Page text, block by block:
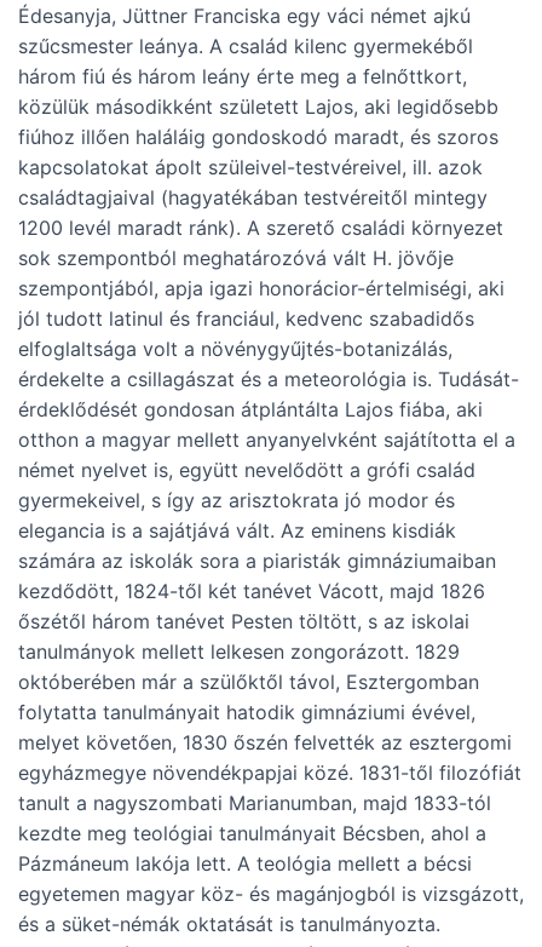
Édesanyja, Jüttner Franciska egy váci német ajkú
szűcsmester leánya. A család kilenc gyermekéből
három fiú és három leány érte meg a felnőttkort,
közülük másodikként született Lajos, aki legidősebb
fiúhoz illően haláláig gondoskodó maradt, és szoros
kapcsolatokat ápolt szüleivel-testvéreivel, ill. azok
családtagjaival (hagyatékában testvéreitől mintegy
1200 levél maradt ránk). A szerető családi környezet
sok szempontból meghatározóvá vált H. jövője
szempontjából, apja igazi honorácior-értelmiségi, aki
jól tudott latinul és franciául, kedvenc szabadidős
elfoglaltsága volt a növénygyűjtés-botanizálás,
érdekelte a csillagászat és a meteorológia is. Tudását-
érdeklődését gondosan átplántálta Lajos fiába, aki
otthon a magyar mellett anyanyelvként sajátította el a
német nyelvet is, együtt nevelődött a grófi család
gyermekeivel, s így az arisztokrata jó modor és
elegancia is a sajátjává vált. Az eminens kisdiák
számára az iskolák sora a piaristák gimnáziumaiban
kezdődött, 1824-től két tanévet Vácott, majd 1826
őszétől három tanévet Pesten töltött, s az iskolai
tanulmányok mellett lelkesen zongorázott. 1829
októberében már a szülőktől távol, Esztergomban
folytatta tanulmányait hatodik gimnáziumi évével,
melyet követően, 1830 őszén felvették az esztergomi
egyházmegye növendékpapjai közé. 1831-től filozófiát
tanult a nagyszombati Marianumban, majd 1833-tól
kezdte meg teológiai tanulmányait Bécsben, ahol a
Pázmáneum lakója lett. A teológia mellett a bécsi
egyetemen magyar köz- és magánjogból is vizsgázott,
és a süket-némák oktatását is tanulmányozta.